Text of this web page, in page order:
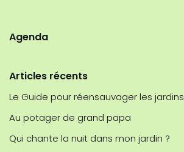
Agenda
Articles récents
Le Guide pour réensauvager les jardins
Au potager de grand papa
Qui chante la nuit dans mon jardin ?